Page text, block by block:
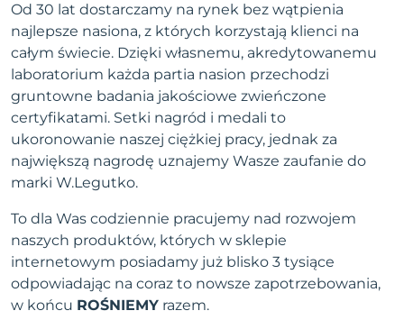
Od 30 lat dostarczamy na rynek bez wątpienia
najlepsze nasiona, z których korzystają klienci na
całym świecie. Dzięki własnemu, akredytowanemu
laboratorium każda partia nasion przechodzi
gruntowne badania jakościowe zwieńczone
certyfikatami. Setki nagród i medali to
ukoronowanie naszej ciężkiej pracy, jednak za
największą nagrodę uznajemy Wasze zaufanie do
marki W.Legutko.
To dla Was codziennie pracujemy nad rozwojem
naszych produktów, których w sklepie
internetowym posiadamy już blisko 3 tysiące
odpowiadając na coraz to nowsze zapotrzebowania,
w końcu ROŚNIEMY razem.